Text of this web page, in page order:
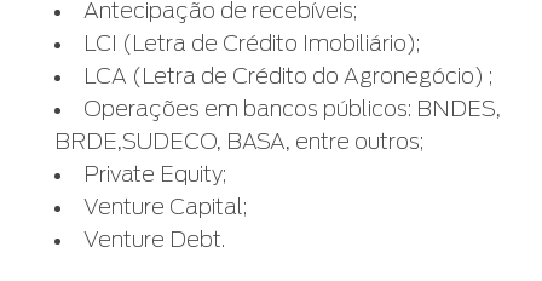
Antecipação de recebíveis;
LCI (Letra de Crédito Imobiliário);
LCA (Letra de Crédito do Agronegócio) ;
Operações em bancos públicos: BNDES,
BRDE,SUDECO, BASA, entre outros;
Private Equity;
Venture Capital;
Venture Debt.